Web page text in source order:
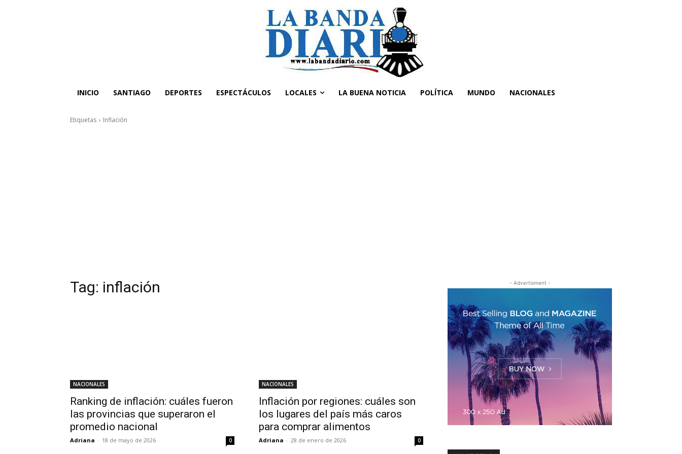
INICIO SANTIAGO DEPORTES ESPECTÁCULOS LOCALES LA BUENA NOTICIA POLÍTICA MUNDO NACIONALES
Etiquetas Inflación
Tag: inflación
NACIONALES
Ranking de inflación: cuáles fueron
las provincias que superaron el
promedio nacional
Adriana - 18 de mayo de 2026 0
NACIONALES
Inflación por regiones: cuáles son
los lugares del país más caros
para comprar alimentos
Adriana - 28 de enero de 2026 0
- Advertisment -